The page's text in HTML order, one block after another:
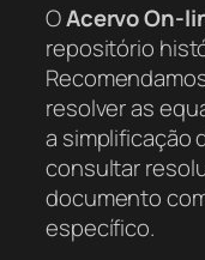
OAcervo On-
repositório
resolver as
a simplificação
consultar
documento
específico.